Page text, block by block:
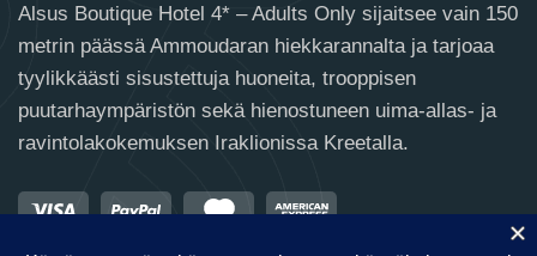
Alsus Boutique Hotel 4* – Adults Only sijaitsee vain 150
metrin päässä Ammoudaran hiekkarannalta ja tarjoaa
tyylikkäästi sisustettuja huoneita, trooppisen
puutarhaympäristön sekä hienostuneen uima-allas- ja
ravintolakokemuksen Iraklionissa Kreetalla.